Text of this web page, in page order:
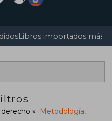
Libros importados más
derecho
Metodología,